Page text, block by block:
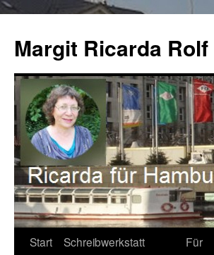
springen
Margit Ricarda Rolf
Start
Schreibwerkstatt
Für